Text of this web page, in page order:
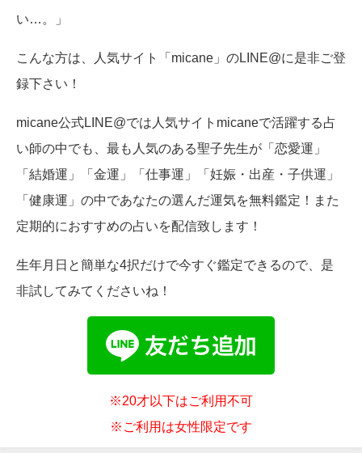
い…。」
こんな方は、人気サイト「micane」のLINE@に是非ご登
録下さい！
micane公式LINE@では人気サイトmicaneで活躍する占
い師の中でも、最も人気のある聖子先生が「恋愛運」
「結婚運」「金運」「仕事運」「妊娠・出産・子供運」
「健康運」の中であなたの選んだ運気を無料鑑定！また
定期的におすすめの占いを配信致します！
生年月日と簡単な4択だけで今すぐ鑑定できるので、是
非試してみてくださいね！
※20才以下はご利用不可
※ご利用は女性限定です